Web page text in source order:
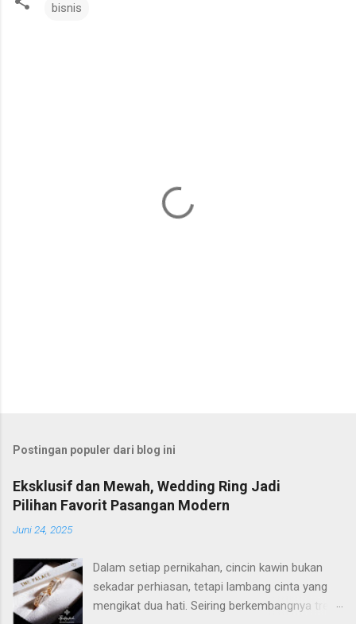
bisnis
Postingan populer dari blog ini
Eksklusif dan Mewah, Wedding Ring Jadi
Pilihan Favorit Pasangan Modern
Juni 24, 2025
Dalam setiap pernikahan, cincin kawin bukan
sekadar perhiasan, tetapi lambang cinta yang
mengikat dua hati. Seiring berkembangnya tren